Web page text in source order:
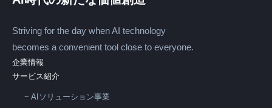
Striving for the day when AI technology
becomes a convenient tool close to everyone.
企業情報
サービス紹介
AIソリューション事業